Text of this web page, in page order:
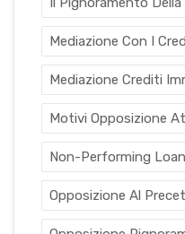
Mediazione Con I
Mediazione Crediti
Motivi Opposizione
Non-Performing
Opposizione Al